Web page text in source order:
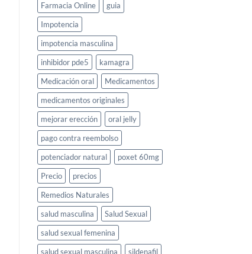
Farmacia Online
guia
Impotencia
impotencia masculina
inhibidor pde5
kamagra
Medicación oral
Medicamentos
medicamentos originales
mejorar erección
oral jelly
pago contra reembolso
potenciador natural
poxet 60mg
Precio
precios
Remedios Naturales
salud masculina
Salud Sexual
salud sexual femenina
salud sexual masculina
sildenafil